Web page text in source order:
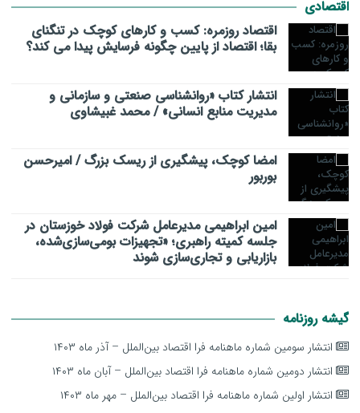
اقتصادی
اقتصاد روزمره: کسب‌ و کارهای کوچک در تنگنای
بقا؛ اقتصاد از پایین چگونه فرسایش پیدا می کند؟
انتشار کتاب «روانشناسی صنعتی و سازمانی و
مدیریت منابع انسانی» / محمد غبیشاوی
امضا کوچک، پیشگیری از ریسک بزرگ / امیرحسن
بوربور
امین ابراهیمی مدیرعامل شرکت فولاد خوزستان در
جلسه کمیته راهبری؛ «تجهیزات بومی‌سازی‌شده،
بازاریابی و تجاری‌سازی شوند
گیشه روزنامه
انتشار سومین شماره ماهنامه فرا اقتصاد بین‌الملل – آذر ماه ۱۴۰۳
انتشار دومین شماره ماهنامه فرا اقتصاد بین‌الملل – آبان ماه ۱۴۰۳
انتشار اولین شماره ماهنامه فرا اقتصاد بین‌الملل – مهر ماه ۱۴۰۳